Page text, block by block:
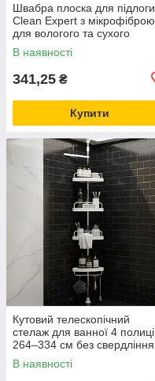
Швабра плоска для підлоги
Clean Expert з мікрофіброю
для вологого та сухого
прибирання
В наявності
341,25 ₴
Купити
Кутовий телескопічний
стелаж для ванної 4 полиці
264–334 см без свердління,
полиця в душ із гачками
В наявності